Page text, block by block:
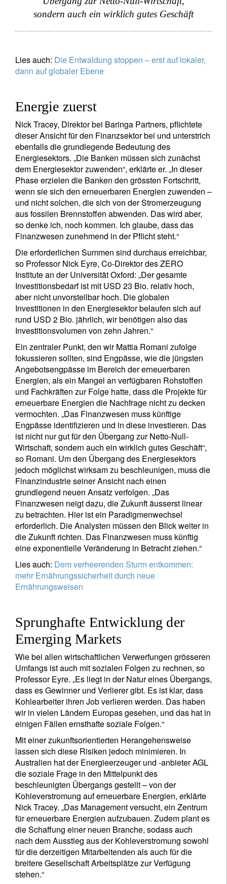
sondern auch ein wirklich gutes Geschäft
Lies auch: Die Entwaldung stoppen – erst auf lokaler,
dann auf globaler Ebene
Energie zuerst
Nick Tracey, Direktor bei Baringa Partners, pflichtete
dieser Ansicht für den Finanzsektor bei und unterstrich
ebenfalls die grundlegende Bedeutung des
Energiesektors. „Die Banken müssen sich zunächst
dem Energiesektor zuwenden“, erklärte er. „In dieser
Phase erzielen die Banken den grössten Fortschritt,
wenn sie sich den erneuerbaren Energien zuwenden –
und nicht solchen, die sich von der Stromerzeugung
aus fossilen Brennstoffen abwenden. Das wird aber,
so denke ich, noch kommen. Ich glaube, dass das
Finanzwesen zunehmend in der Pflicht steht.“
Die erforderlichen Summen sind durchaus erreichbar,
so Professor Nick Eyre, Co-Direktor des ZERO
Institute an der Universität Oxford: „Der gesamte
Investitionsbedarf ist mit USD 23 Bio. relativ hoch,
aber nicht unvorstellbar hoch. Die globalen
Investitionen in den Energiesektor belaufen sich auf
rund USD 2 Bio. jährlich, wir benötigen also das
Investitionsvolumen von zehn Jahren.“
Ein zentraler Punkt, den wir Mattia Romani zufolge
fokussieren sollten, sind Engpässe, wie die jüngsten
Angebotsengpässe im Bereich der erneuerbaren
Energien, als ein Mangel an verfügbaren Rohstoffen
und Fachkräften zur Folge hatte, dass die Projekte für
erneuerbare Energien die Nachfrage nicht zu decken
vermochten. „Das Finanzwesen muss künftige
Engpässe identifizieren und in diese investieren. Das
ist nicht nur gut für den Übergang zur Netto-Null-
Wirtschaft, sondern auch ein wirklich gutes Geschäft“,
so Romani. Um den Übergang des Energiesektors
jedoch möglichst wirksam zu beschleunigen, muss die
Finanzindustrie seiner Ansicht nach einen
grundlegend neuen Ansatz verfolgen. „Das
Finanzwesen neigt dazu, die Zukunft äusserst linear
zu betrachten. Hier ist ein Paradigmenwechsel
erforderlich. Die Analysten müssen den Blick weiter in
die Zukunft richten. Das Finanzwesen muss künftig
eine exponentielle Veränderung in Betracht ziehen.“
Lies auch: Dem verheerenden Sturm entkommen:
mehr Ernährungssicherheit durch neue
Ernährungsweisen
Sprunghafte Entwicklung der
Emerging Markets
Wie bei allen wirtschaftlichen Verwerfungen grösseren
Umfangs ist auch mit sozialen Folgen zu rechnen, so
Professor Eyre. „Es liegt in der Natur eines Übergangs,
dass es Gewinner und Verlierer gibt. Es ist klar, dass
Kohlearbeiter ihren Job verlieren werden. Das haben
wir in vielen Ländern Europas gesehen, und das hat in
einigen Fällen ernsthafte soziale Folgen.“
Mit einer zukunftsorientierten Herangehensweise
lassen sich diese Risiken jedoch minimieren. In
Australien hat der Energieerzeuger und -anbieter AGL
die soziale Frage in den Mittelpunkt des
beschleunigten Übergangs gestellt – von der
Kohleverstromung auf erneuerbare Energien, erklärte
Nick Tracey. „Das Management versucht, ein Zentrum
für erneuerbare Energien aufzubauen. Zudem plant es
die Schaffung einer neuen Branche, sodass auch
nach dem Ausstieg aus der Kohleverstromung sowohl
für die derzeitigen Mitarbeitenden als auch für die
breitere Gesellschaft Arbeitsplätze zur Verfügung
stehen.“
Newsletter abonnieren
Vorname
Name
Wohnsitzland
Ich bin weder in den USA wohnhaft noch bin ich US-Bürger
Ihre Informationen werden in Übereinstimmung
mit unserer